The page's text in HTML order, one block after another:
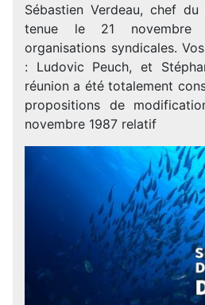
Sébastien Verdeau, chef du
tenue le 21 novembre
organisations syndicales.
: Ludovic Peuch, et
réunion a été totalement
propositions de
novembre 1987 relatif